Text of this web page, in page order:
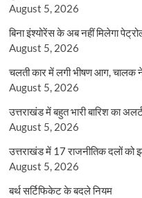
August 5, 2026
बिना इंश्योरेंस के अब नहीं मिलेगा
August 5, 2026
चलती कार में लगी भीषण आग, चालक
August 5, 2026
उत्तराखंड में बहुत भारी बारिश का
August 5, 2026
उत्तराखंड में 17 राजनीतिक दलों
August 5, 2026
बर्थ सर्टिफिकेट के बदले नियम